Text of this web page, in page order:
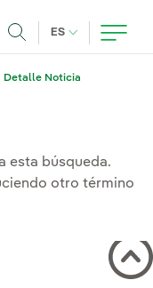
ES IDIOMA
Detalle Noticia
esta búsqueda.
otro término